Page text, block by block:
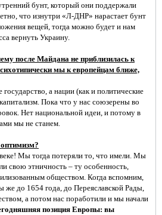
бунт, который они поддержали
что изнутри «Л-ДНР» нарастает бунт
вещей, тогда можно будет и нам
вернуть Украину.
после Майдана не приблизилась к
мы к европейцам ближе,
а нации (как и политические
Пока что у нас союзерены во
Нет национальной идеи, и потому в
мы не станем.
Мы тогда потеряли то, что имели. Мы
свою этничность – ту особенность,
обществом. Когда вспомним,
же до 1654 года, до Переяславской Рады,
а потом нас поработили и мы начали
позиция Европы: вы